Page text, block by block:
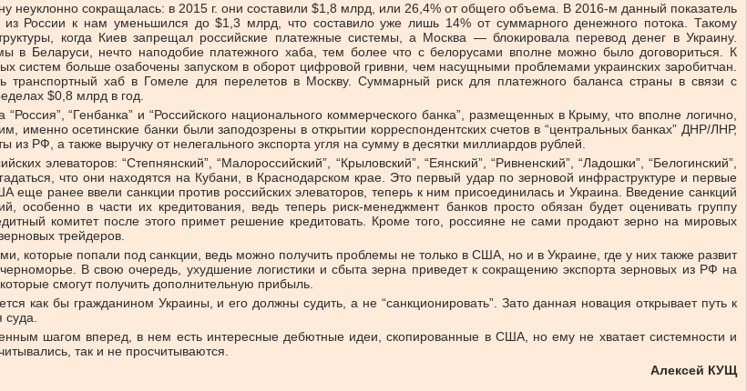
неуклонно сокращалась: в 2015 г. они составили $1,8 млрд, или 26,4% от общего объема. В 2016-м данный показатель
России к нам уменьшился до $1,3 млрд, что составило уже лишь 14% от суммарного денежного потока. Такому
когда Киев запрещал российские платежные системы, а Москва — блокировала перевод денег в Украину.
в Беларуси, нечто наподобие платежного хаба, тем более что с белорусами вполне можно было договориться. К
больше озабочены запуском в оборот цифровой гривни, чем насущными проблемами украинских заробитчан.
транспортный хаб в Гомеле для перелетов в Москву. Суммарный риск для платежного баланса страны в связи с
$0,8 млрд в год.
“Генбанка” и “Российского национального коммерческого банка”, размещенных в Крыму, что вполне логично,
именно осетинские банки были заподозрены в открытии корреспондентских счетов в “центральных банках” ДНР/ЛНР,
РФ, а также выручку от нелегального экспорта угля на сумму в десятки миллиардов рублей.
элеваторов: “Степнянский”, “Малороссийский”, “Крыловский”, “Еянский”, “Ривненский”, “Ладошки”, “Белогинский”,
что они находятся на Кубани, в Краснодарском крае. Это первый удар по зерновой инфраструктуре и первые
ранее ввели санкции против российских элеваторов, теперь к ним присоединилась и Украина. Введение санкций
особенно в части их кредитования, ведь теперь риск-менеджмент банков просто обязан будет оценивать группу
комитет после этого примет решение кредитовать. Кроме того, россияне не сами продают зерно на мировых
трейдеров.
которые попали под санкции, ведь можно получить проблемы не только в США, но и в Украине, где у них также развит
В свою очередь, ухудшение логистики и сбыта зерна приведет к сокращению экспорта зерновых из РФ на
смогут получить дополнительную прибыль.
как бы гражданином Украины, и его должны судить, а не “санкционировать”. Зато данная новация открывает путь к
шагом вперед, в нем есть интересные дебютные идеи, скопированные в США, но ему не хватает системности и
так и не просчитываются.
Алексей КУЩ